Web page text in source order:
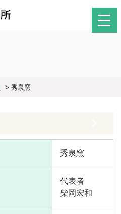
> 秀泉窯
秀泉窯
代表者
柴岡宏和